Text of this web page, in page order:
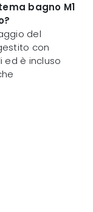
bagno M1
del
con
ed è incluso